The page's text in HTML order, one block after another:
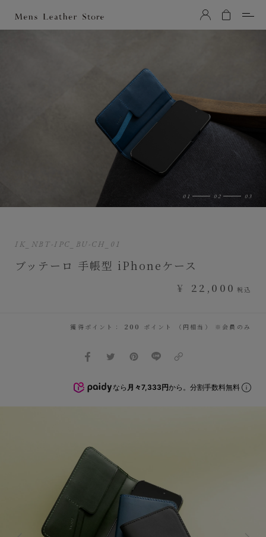
Mens Leather Store（メンズレザーストア）
IK_NBT-IPC_BU-CH_01
ブッテーロ 手帳型 iPhoneケース
¥ 22,000 税込
獲得ポイント： 200 ポイント （円相当） ※会員のみ
なら 月々7,333円から。分割手数料無料